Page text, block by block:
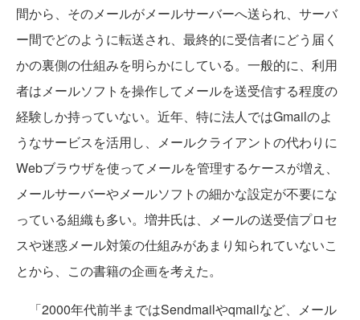
間から、そのメールがメールサーバーへ送られ、サーバ
ー間でどのように転送され、最終的に受信者にどう届く
かの裏側の仕組みを明らかにしている。一般的に、利用
者はメールソフトを操作してメールを送受信する程度の
経験しか持っていない。近年、特に法人ではGmailのよ
うなサービスを活用し、メールクライアントの代わりに
Webブラウザを使ってメールを管理するケースが増え、
メールサーバーやメールソフトの細かな設定が不要にな
っている組織も多い。増井氏は、メールの送受信プロセ
スや迷惑メール対策の仕組みがあまり知られていないこ
とから、この書籍の企画を考えた。
「2000年代前半まではSendmailやqmailなど、メール